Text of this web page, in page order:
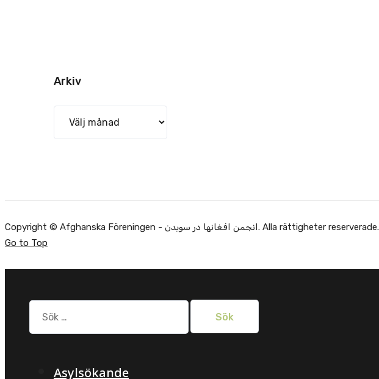
Arkiv
Copyright © Afghanska Föreningen - انجمن افغانها در سویدن. Alla rättigheter reserverade.
Go to Top
Sök
efter:
Asylsökande